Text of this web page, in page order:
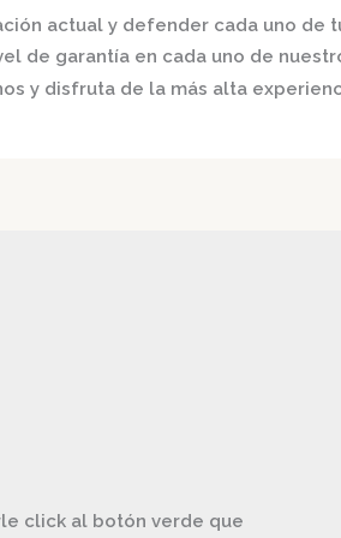
actual y defender cada uno de
de garantía en cada uno de
y disfruta de la más alta
click al botón verde que